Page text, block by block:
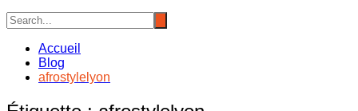
Accueil
Blog
afrostylelyon